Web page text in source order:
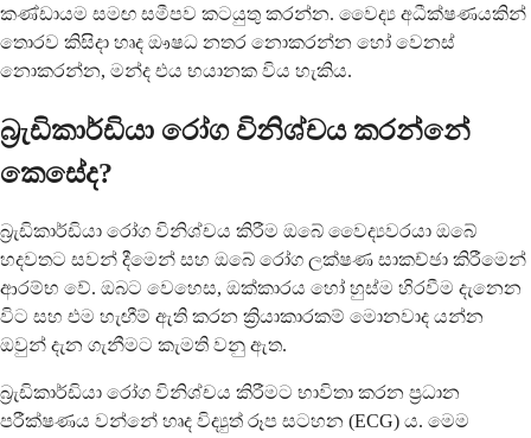
කණ්ඩායම සමඟ සමීපව කටයුතු කරන්න. වෛද්‍ය අධීක්ෂණයකින්
තොරව කිසිදා හෘද ඖෂධ නතර නොකරන්න හෝ වෙනස්
නොකරන්න, මන්ද එය භයානක විය හැකිය.
බ්‍රැඩිකාර්ඩියා රෝග විනිශ්චය කරන්නේ
කෙසේද?
බ්‍රැඩිකාර්ඩියා රෝග විනිශ්චය කිරීම ඔබේ වෛද්‍යවරයා ඔබේ
හදවතට සවන් දීමෙන් සහ ඔබේ රෝග ලක්ෂණ සාකච්ඡා කිරීමෙන්
ආරම්භ වේ. ඔබට වෙහෙස, ඔක්කාරය හෝ හුස්ම හිරවීම දැනෙන
විට සහ එම හැඟීම් ඇති කරන ක්‍රියාකාරකම් මොනවාද යන්න
ඔවුන් දැන ගැනීමට කැමති වනු ඇත.
බ්‍රැඩිකාර්ඩියා රෝග විනිශ්චය කිරීමට භාවිතා කරන ප්‍රධාන
පරීක්ෂණය වන්නේ හෘද විද්‍යුත් රූප සටහන (ECG) ය. මෙම